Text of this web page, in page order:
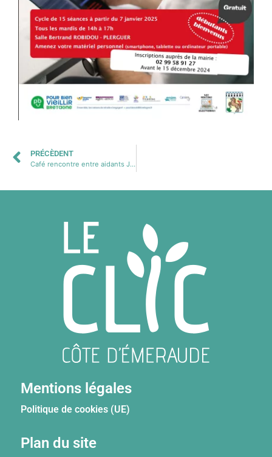
PRÉCÈDENT
Café rencontre entre aidants Juin 2024 Dinard – – Copy
Mentions légales
Politique de cookies (UE)
Plan du site